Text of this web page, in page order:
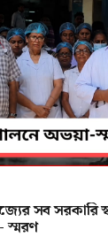
সব সরকারি
স্মরণ